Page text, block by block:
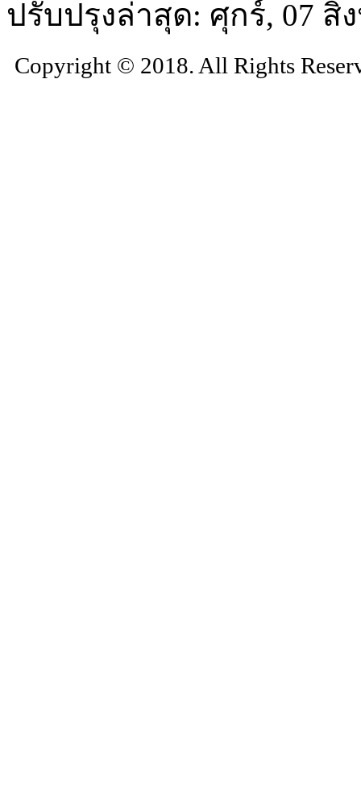
ปรับปรุงล่าสุด: ศุกร์, 07 สิ
Copyright © 2018. All Rights